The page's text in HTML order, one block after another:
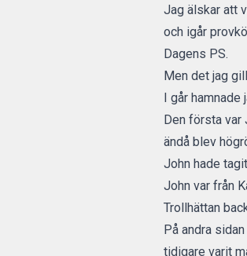
Jag älskar att
och igår
Dagens PS.
Men det jag
I går hamnade
Den första var
ändå blev
John hade
John var från
Trollhättan
På andra
tidigare varit